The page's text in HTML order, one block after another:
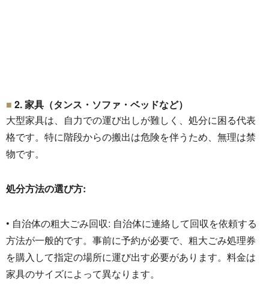
2. 家具（タンス・ソファ・ベッドなど）
大型家具は、自力での運び出しが難しく、処分に困る代表
格です。 特に階段からの搬出は危険を伴うため、無理は禁
物です。
処分方法の選び方:
• 自治体の粗大ごみ回収: 自治体に連絡して回収を依頼する
方法が一般的です。 事前に予約が必要で、 粗大ごみ処理券
を購入して指定の場所に運び出す必要があります。 料金は
家具のサイズによって異なります。